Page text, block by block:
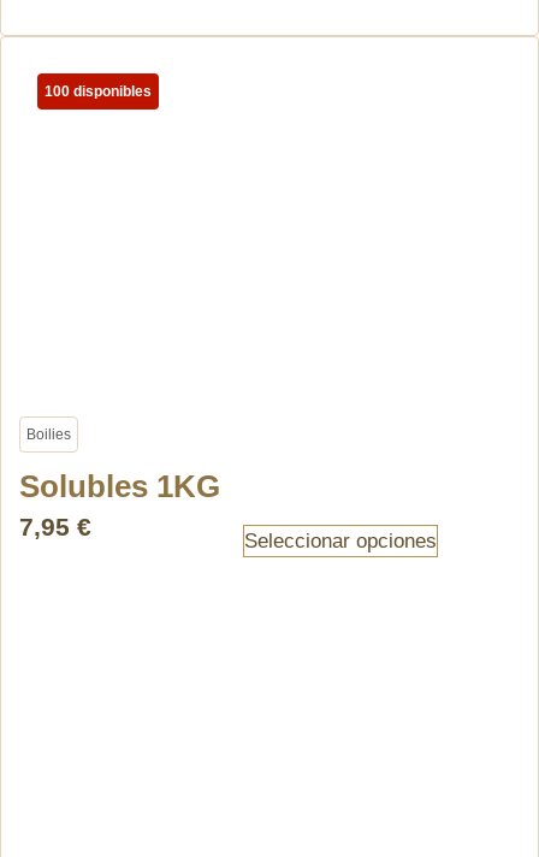
100 disponibles
Boilies
Solubles 1KG
7,95 €
Seleccionar opciones